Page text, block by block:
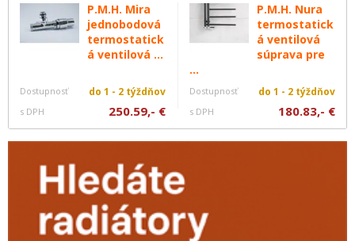
P.M.H. Mira
jednobodová
termostatick
á ventilová ...
Dostupnosť do 1 - 2 týždňov
s DPH 250.59,- €
P.M.H. Nura
termostatick
á ventilová
súprava pre
...
Dostupnosť do 1 - 2 týždňov
s DPH 180.83,- €